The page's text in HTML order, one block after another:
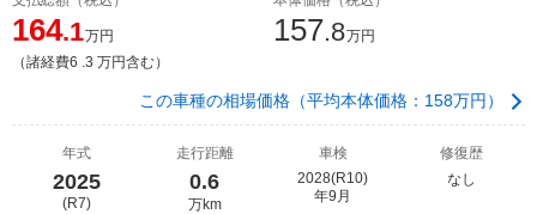
164.1万円
（諸経費6 .3 万円含む）
157.8万円
この車種の相場価格（平均本体価格：158万円）
年式
2025
(R7)
走行距離
0.6
万km
車検
2028(R10)
年9月
修復歴
なし